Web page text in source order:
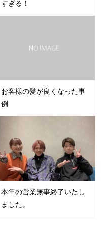
すぎる！
お客様の髪が良くなった事
例
本年の営業無事終了いたし
ました。